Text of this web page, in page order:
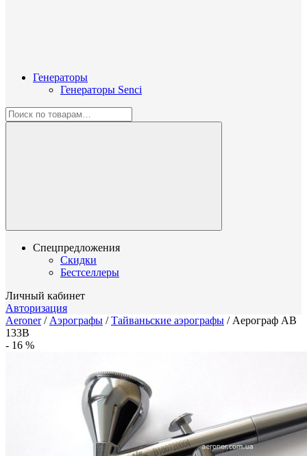
Генераторы
Генераторы Senci
Спецпредложения
Скидки
Бестселлеры
Личный кабинет
Авторизация
Aeroner/ Аэрографы /Тайваньские аэрографы / Аерограф АВ
133В
- 16 %